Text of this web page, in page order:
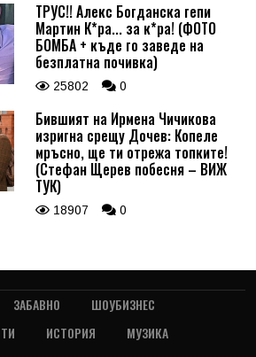
ТРУС!! Алекс Богданска гепи
Мартин К*ра... за к*ра! (ФОТО
БОМБА + къде го заведе на
безплатна почивка)
25802 0
Бившият на Ирмена Чичикова
изригна срещу Дочев: Копеле
мръсно, ще ти отрежа топките!
(Стефан Щерев побесня – ВИЖ
ТУК)
18907 0
ЗАБАВНО
ШОУБИЗНЕС
ИСТОРИЯ
МУЗИКА